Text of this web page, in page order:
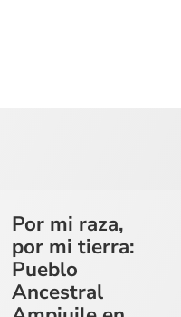
Por mi raza,
por mi tierra:
Pueblo
Ancestral